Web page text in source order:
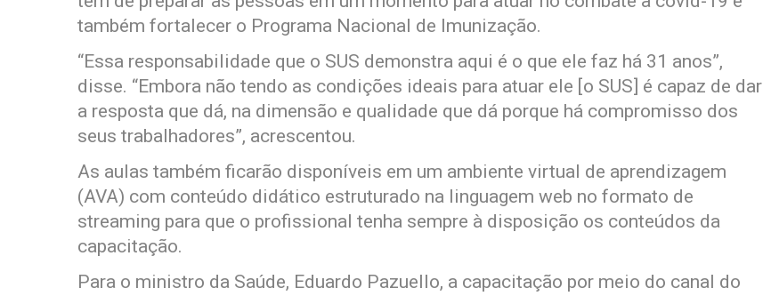
também fortalecer o Programa Nacional de Imunização.
“Essa responsabilidade que o SUS demonstra aqui é o que ele faz há 31 anos”,
disse. “Embora não tendo as condições ideais para atuar ele [o SUS] é capaz de dar
a resposta que dá, na dimensão e qualidade que dá porque há compromisso dos
seus trabalhadores”, acrescentou.
As aulas também ficarão disponíveis em um ambiente virtual de aprendizagem
(AVA) com conteúdo didático estruturado na linguagem web no formato de
streaming para que o profissional tenha sempre à disposição os conteúdos da
capacitação.
Para o ministro da Saúde, Eduardo Pazuello, a capacitação por meio do canal do